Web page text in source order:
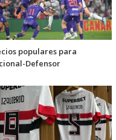
populares para
Defensor